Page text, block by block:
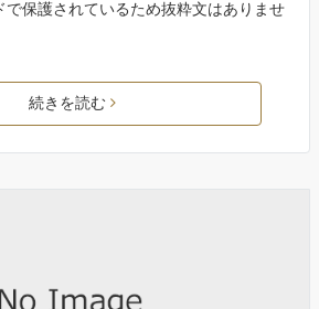
で保護されているため抜粋文はありませ
続きを読む